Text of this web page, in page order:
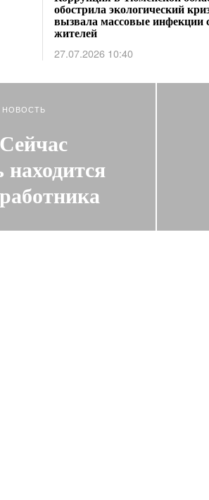
обострила экологический
вызвала массовые инфекции
жителей
27.07.2026 10:40
НОВОСТЬ
находится